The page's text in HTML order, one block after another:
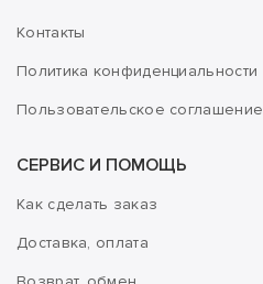
Контакты
Политика конфиденциальности
Пользовательское соглашение
СЕРВИС И ПОМОЩЬ
Как сделать заказ
Доставка, оплата